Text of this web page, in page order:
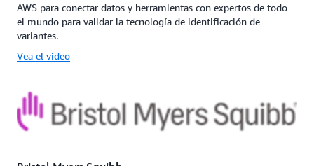
AWS para conectar datos y herramientas con expertos de todo
el mundo para validar la tecnología de identificación de
variantes.
Vea el video